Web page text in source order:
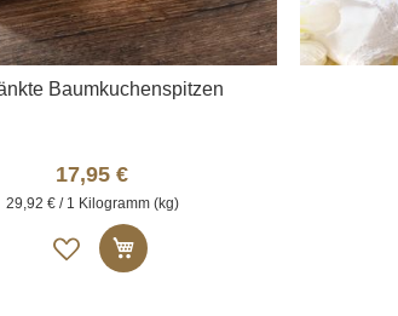
Baumkuchenspitzen
17,95 €
29,92 € / 1 Kilogramm (kg)
Auf
die
In den Warenkorb